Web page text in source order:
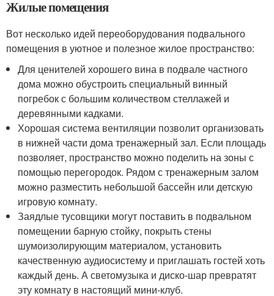
Жилые помещения
Вот несколько идей переоборудования подвального
помещения в уютное и полезное жилое пространство:
Для ценителей хорошего вина в подвале частного
дома можно обустроить специальный винный
погребок с большим количеством стеллажей и
деревянными кадками.
Хорошая система вентиляции позволит организовать
в нижней части дома тренажерный зал. Если площадь
позволяет, пространство можно поделить на зоны с
помощью перегородок. Рядом с тренажерным залом
можно разместить небольшой бассейн или детскую
игровую комнату.
Заядлые тусовщики могут поставить в подвальном
помещении барную стойку, покрыть стены
шумоизолирующим материалом, установить
качественную аудиосистему и приглашать гостей хоть
каждый день. А светомузыка и диско-шар превратят
эту комнату в настоящий мини-клуб.